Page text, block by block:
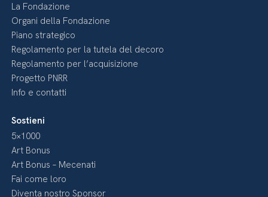
La Fondazione
Organi della Fondazione
Piano strategico
Regolamento per la tutela del decoro
Regolamento per l’acquisizione
Progetto PNRR
Info e contatti
Sostieni
5×1000
Art Bonus
Art Bonus – Mecenati
Fai come loro
Diventa nostro Sponsor